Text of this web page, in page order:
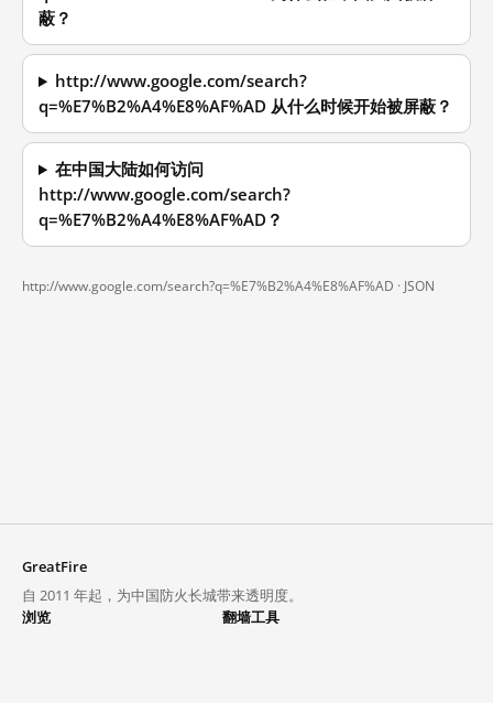
蔽？
http://www.google.com/search?
q=%E7%B2%A4%E8%AF%AD 从什么时候开始被屏蔽？
在中国大陆如何访问
http://www.google.com/search?
q=%E7%B2%A4%E8%AF%AD？
http://www.google.com/search?q=%E7%B2%A4%E8%AF%AD · JSON
GreatFire
自 2011 年起，为中国防火长城带来透明度。
浏览
翻墙工具